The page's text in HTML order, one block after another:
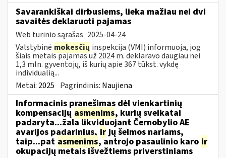
Savarankiškai dirbusiems, lieka mažiau nei dvi
savaitės deklaruoti pajamas
Web turinio sąrašas 2025-04-24
Valstybinė mokesčių inspekcija (VMI) informuoja, jog
šiais metais pajamas už 2024 m. deklaravo daugiau nei
1,3 mln. gyventojų, iš kurių apie 367 tūkst. vykdę
individualią...
Metai: 2025 Pagrindinis: Naujiena
Informacinis pranešimas dėl vienkartinių
kompensacijų asmenims, kurių sveikatai
padaryta...žala likviduojant Černobylio AE
avarijos padarinius, irjų šeimos nariams,
taip...pat asmenims, antrojo pasaulinio karo ir
okupacijų metais išvežtiems priverstiniams